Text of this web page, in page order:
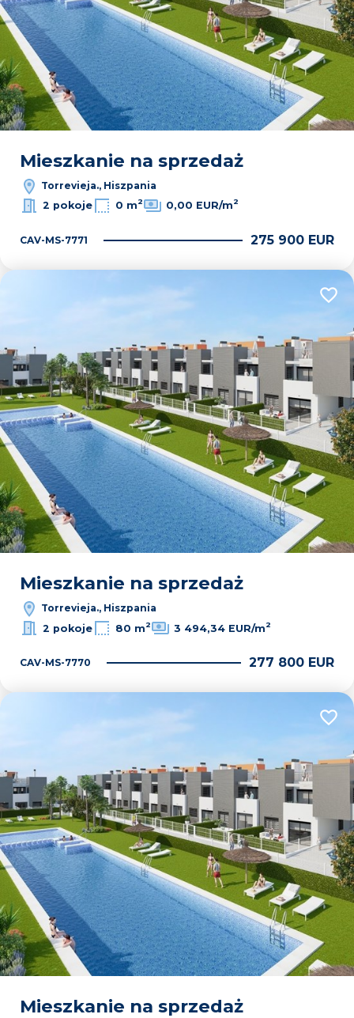
Mieszkanie na sprzedaż
Torrevieja., Hiszpania
2 pokoje
0 m2 0,00 EUR/m2
CAV-MS-7771 275 900 EUR
Mieszkanie na sprzedaż
Torrevieja., Hiszpania
2 pokoje
80 m2 3 494,34 EUR/m2
CAV-MS-7770 277 800 EUR
Mieszkanie na sprzedaż